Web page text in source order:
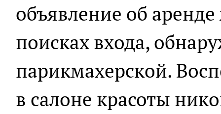
объявление об
поисках входа,
парикмахерской.
в салоне красоты